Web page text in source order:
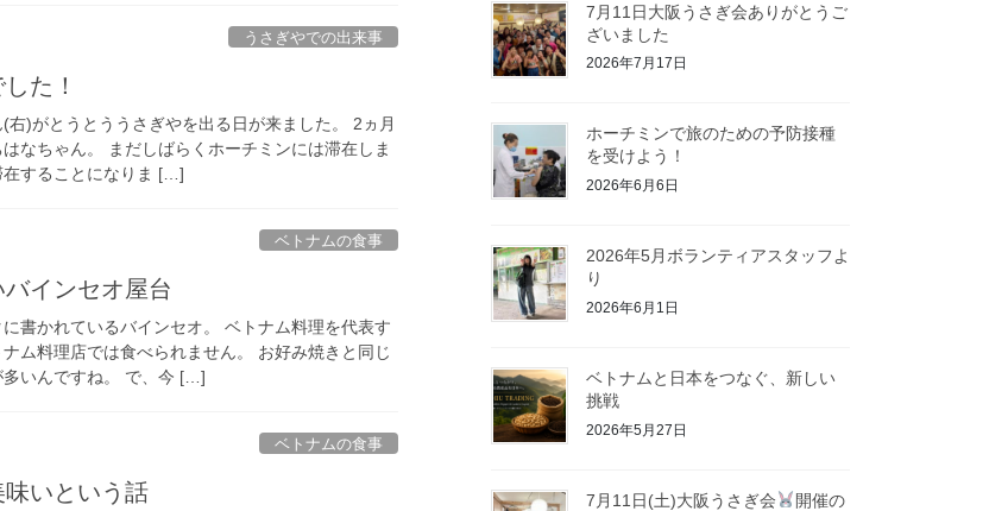
うさぎやでの出来事
た！
)がとうとううさぎやを出る日が来ました。 2ヵ月
なちゃん。 まだしばらくホーチミンには滞在しま
在することになりま […]
ベトナムの食事
インセオ屋台
書かれているバインセオ。 ベトナム料理を代表す
ム料理店では食べられません。 お好み焼きと同じ
多いんですね。 で、今 […]
ベトナムの食事
いという話
7月11日大阪うさぎ会ありがとうご
ざいました
2026年7月17日
ホーチミンで旅のための予防接種
を受けよう！
2026年6月6日
2026年5月ボランティアスタッフよ
り
2026年6月1日
ベトナムと日本をつなぐ、新しい
挑戦
2026年5月27日
7月11日(土)大阪うさぎ会
開催の